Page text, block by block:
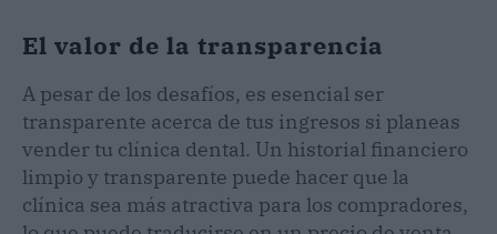
El valor de la transparencia
A pesar de los desafíos, es esencial ser
transparente acerca de tus ingresos si planeas
vender tu clínica dental. Un historial financiero
limpio y transparente puede hacer que la
clínica sea más atractiva para los compradores,